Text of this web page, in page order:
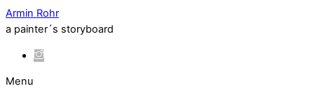
Armin Rohr
a painter´s storyboard
Menu